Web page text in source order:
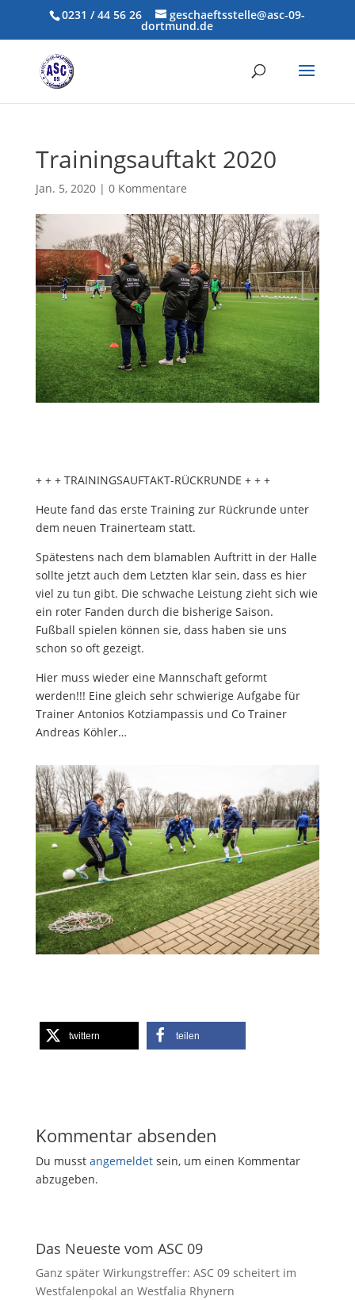
0231 / 44 56 26 geschaeftsstelle@asc-09-
dortmund.de
Trainingsauftakt 2020
Jan. 5, 2020| 0 Kommentare
+ + + TRAININGSAUFTAKT-RÜCKRUNDE + + +
Heute fand das erste Training zur Rückrunde unter
dem neuen Trainerteam statt.
Spätestens nach dem blamablen Auftritt in der Halle
sollte jetzt auch dem Letzten klar sein, dass es hier
viel zu tun gibt. Die schwache Leistung zieht sich wie
ein roter Fanden durch die bisherige Saison.
Fußball spielen können sie, dass haben sie uns
schon so oft gezeigt.
Hier muss wieder eine Mannschaft geformt
werden!!! Eine gleich sehr schwierige Aufgabe für
Trainer Antonios Kotziampassis und Co Trainer
Andreas Köhler…
twittern teilen
Kommentar absenden
Du musst angemeldetsein, um einen Kommentar
abzugeben.
Das Neueste vom ASC 09
Ganz später Wirkungstreffer: ASC 09 scheitert im
Westfalenpokal an Westfalia Rhynern